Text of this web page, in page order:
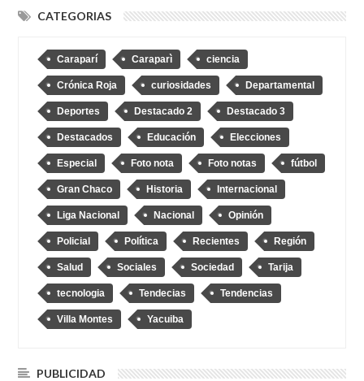
CATEGORIAS
Caraparí Caraparì ciencia
Crónica Roja curiosidades Departamental
Deportes Destacado 2 Destacado 3
Destacados Educación Elecciones
Especial Foto nota Foto notas fútbol
Gran Chaco Historia Internacional
Liga Nacional Nacional Opinión
Policial Política Recientes Región
Salud Sociales Sociedad Tarija
tecnologia Tendecias Tendencias
Villa Montes Yacuiba
PUBLICIDAD